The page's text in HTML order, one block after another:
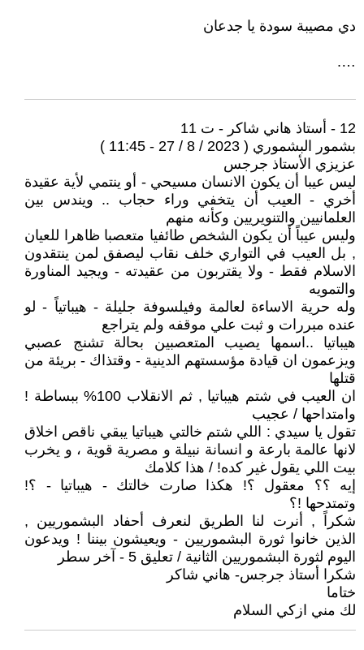
دي مصيبة سودة يا جدعان
….
12 - أستاذ هاني شاكر - ت 11
بشمور البشموري ( 2023 / 8 / 27 - 11:45 )
عزيزي الأستاذ جرجس
ليس عيبا أن يكون الانسان مسيحي - أو ينتمي لأية عقيدة
أخري - العيب أن يتخفي وراء حجاب .. ويندس بين
العلمانيين والتنويريين وكأنه منهم
وليس عيباً أن يكون الشخص طائفيا متعصبا ظاهرا للعيان
, بل العيب في التواري خلف نقاب ليصفق لمن ينتقدون
الاسلام فقط - ولا يقتربون من عقيدته - ويجيد المناورة
والتمويه
وله حرية الاساءة لعالمة وفيلسوفة جليلة - هيباتياً - لو
عنده مبررات و ثبت علي موقفه ولم يتراجع
هيباتيا ..اسمها يصيب المتعصبين بحالة تشنج عصبي
ويزعمون ان قيادة مؤسستهم الدينية - وقتذاك - بريئة من
قتلها
ان العيب في شتم هيباتيا , ثم الانقلاب 100% ببساطة !
وامتداحها / عجيب
تقول يا سيدي : اللي شتم خالتي هيباتيا يبقي ناقص اخلاق
لانها عالمة بارعة و انسانة نبيلة و مصرية قوية ، و يخرب
بيت اللي يقول غير كده! / هذا كلامك
إيه ؟؟ معقول ؟! هكذا صارت خالتك - هيباتيا - ؟!
وتمتدحها !؟
شكراً , أنرت لنا الطريق لنعرف أحفاد البشموريين ,
الذين خانوا ثورة البشموريين - ويعيشون بيننا ! ويدعون
اليوم لثورة البشموريين الثانية / تعليق 5 - آخر سطر
شكرا أستاذ جرجس- هاني شاكر
ختاما
لك مني ازكي السلام